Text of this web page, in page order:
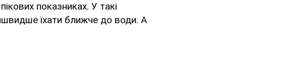
показниках. У такі
їхати ближче до води. А